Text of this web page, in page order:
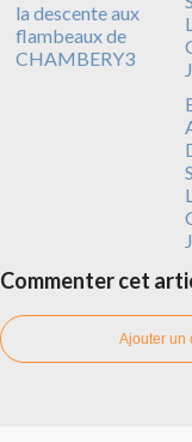
la descente aux
flambeaux de
CHAMBERY3
Commenter cet
Ajouter un